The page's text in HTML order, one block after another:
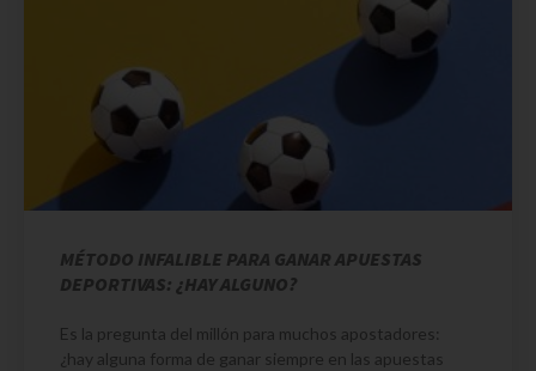
MÉTODO INFALIBLE PARA GANAR APUESTAS
DEPORTIVAS: ¿HAY ALGUNO?
Es la pregunta del millón para muchos apostadores:
¿hay alguna forma de ganar siempre en las apuestas